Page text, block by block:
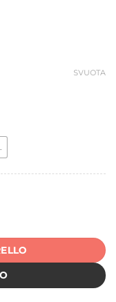
SVUOTA